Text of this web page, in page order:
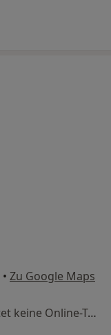
• Zu Google Maps
Dieser Arzt bzw. diese Ärztin bietet keine Online-Terminbuchung an diesem Standort an.